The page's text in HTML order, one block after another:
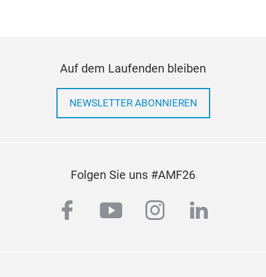
Auf dem Laufenden bleiben
NEWSLETTER ABONNIEREN
Folgen Sie uns #AMF26
facebook
youtubeinstagram
linkedin